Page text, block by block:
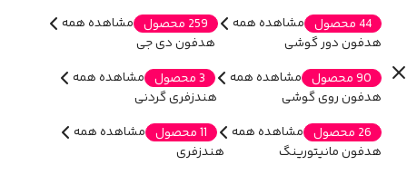
44 محصول
مشاهده همه
259 محصول
مشاهده همه
هدفون دور گوشی
90 محصول
مشاهده همه
هدفون دی جی
3 محصول
مشاهده همه
هدفون روی گوشی
26 محصول
مشاهده همه
هندزفری گردنی
11 محصول
مشاهده همه
هدفون مانیتورینگ
هندزفری